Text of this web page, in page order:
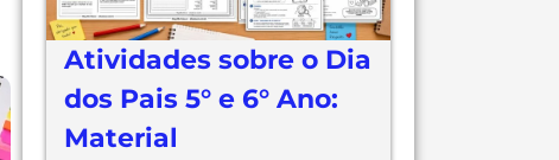
Atividades sobre o Dia
dos Pais 5° e 6° Ano:
Material